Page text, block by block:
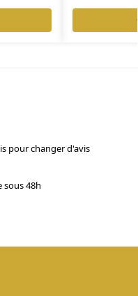
pour changer d'avis
sous 48h